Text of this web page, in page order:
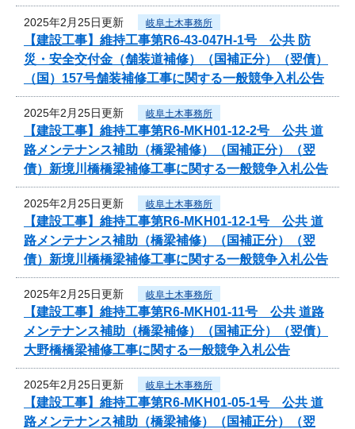
2025年2月25日更新 岐阜土木事務所
【建設工事】維持工事第R6-43-047H-1号 公共 防
災・安全交付金（舗装道補修）（国補正分）（翌債）
（国）157号舗装補修工事に関する一般競争入札公告
2025年2月25日更新 岐阜土木事務所
【建設工事】維持工事第R6-MKH01-12-2号 公共 道
路メンテナンス補助（橋梁補修）（国補正分）（翌
債）新境川橋橋梁補修工事に関する一般競争入札公告
2025年2月25日更新 岐阜土木事務所
【建設工事】維持工事第R6-MKH01-12-1号 公共 道
路メンテナンス補助（橋梁補修）（国補正分）（翌
債）新境川橋橋梁補修工事に関する一般競争入札公告
2025年2月25日更新 岐阜土木事務所
【建設工事】維持工事第R6-MKH01-11号 公共 道路
メンテナンス補助（橋梁補修）（国補正分）（翌債）
大野橋橋梁補修工事に関する一般競争入札公告
2025年2月25日更新 岐阜土木事務所
【建設工事】維持工事第R6-MKH01-05-1号 公共 道
路メンテナンス補助（橋梁補修）（国補正分）（翌